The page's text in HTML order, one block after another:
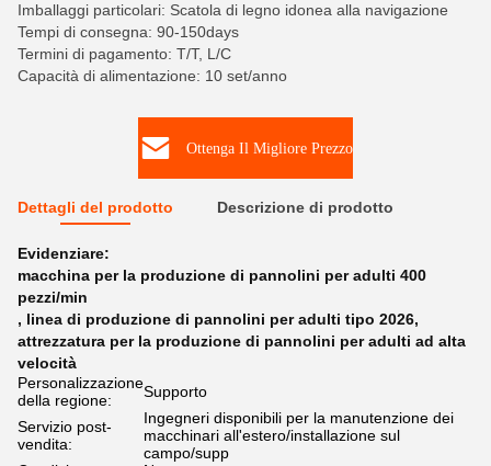
Imballaggi particolari: Scatola di legno idonea alla navigazione
Tempi di consegna: 90-150days
Termini di pagamento: T/T, L/C
Capacità di alimentazione: 10 set/anno
Ottenga Il Migliore Prezzo
Dettagli del prodotto Descrizione di prodotto
Evidenziare:
macchina per la produzione di pannolini per adulti 400
pezzi/min
, linea di produzione di pannolini per adulti tipo 2026,
attrezzatura per la produzione di pannolini per adulti ad alta
velocità
Personalizzazione
della regione:
Supporto
Servizio post-
vendita:
Ingegneri disponibili per la manutenzione dei
macchinari all'estero/installazione sul
campo/supp